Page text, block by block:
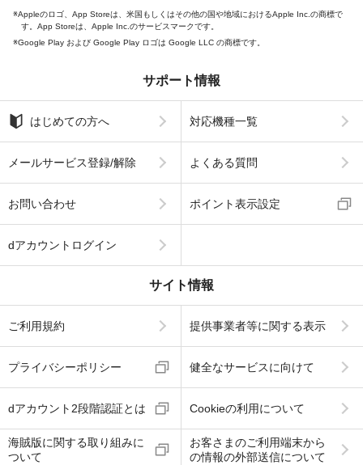
Appleのロゴ、App Storeは、米国もしくはその他の国や地域におけるApple Inc.の商標で
す。App Storeは、Apple Inc.のサービスマークです。
Google Play および Google Play ロゴは Google LLC の商標です。
サポート情報
はじめての方へ 対応機種一覧
メールサービス登録/解除 よくある質問
お問い合わせ ポイント表示設定
dアカウントログイン
サイト情報
ご利用規約 提供事業者等に関する表示
プライバシーポリシー 健全なサービスに向けて
dアカウント2段階認証とは Cookieの利用について
海賊版に関する取り組みに
ついて
お客さまのご利用端末から
の情報の外部送信について